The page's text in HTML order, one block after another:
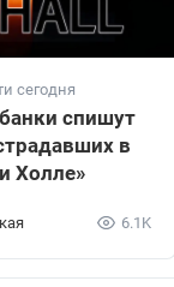
сегодня
спишут
в
Холле»
6.1K